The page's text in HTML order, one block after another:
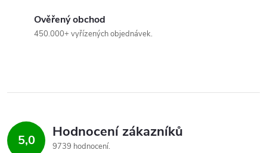
Ověřený obchod
450.000+ vyřízených objednávek.
5,0 Hodnocení zákazníků
9739 hodnocení